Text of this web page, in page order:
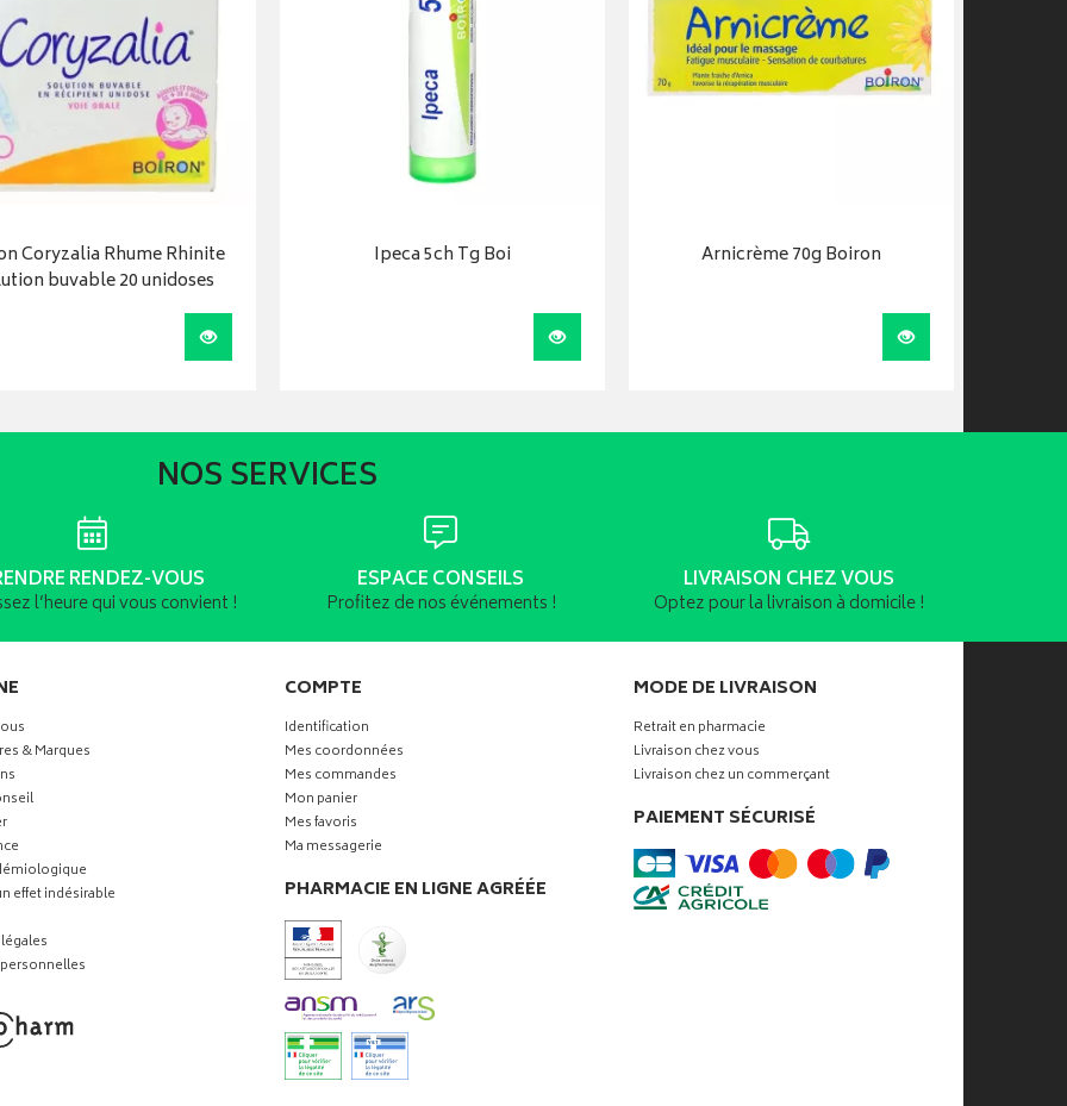
Coryzalia Rhume Rhinite
buvable 20 unidoses
Visualiser
Ipeca 5ch Tg Boi
Visualiser
Arnicrème 70g Boiron
Visualiser
NOS SERVICES
RENDEZ-VOUS
l’heure qui vous convient !
ESPACE CONSEILS
Profitez de nos événements !
LIVRAISON CHEZ VOUS
Optez pour la livraison à domicile !
& Marques
effet indésirable
COMPTE
Identification
Mes coordonnées
Mes commandes
Mon panier
Mes favoris
Ma messagerie
PHARMACIE EN LIGNE AGRÉÉE
MODE DE LIVRAISON
Retrait en pharmacie
Livraison chez vous
Livraison chez un commerçant
PAIEMENT SÉCURISÉ